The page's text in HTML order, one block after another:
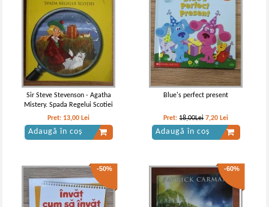
Sir Steve Stevenson - Agatha
Mistery. Spada Regelui Scotiei
Pret: 13,00 Lei
Adaugă în coș
Blue's perfect present
Pret:18,00Lei 7,20 Lei
Adaugă în coș
-50% -60%